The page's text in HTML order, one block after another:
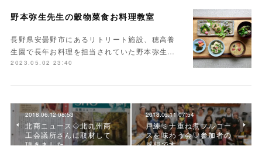
野本弥生先生の穀物菜食お料理教室
長野県安曇野市にあるリトリート施設、穂高養
生園で長年お料理を担当されていた野本弥生…
2023.05.02 23:40
2018.06.12 08:53
北商ニュース◇北九州商
工会議所さんに取材して
頂きました。
2018.06.11 07:54
戸練ミナ重ね煮フルコー
スを味わう会♡参加者の
感想です。